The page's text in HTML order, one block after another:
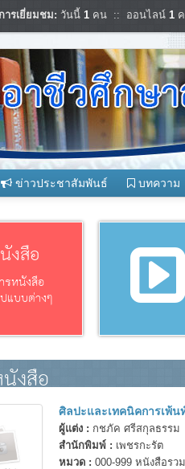
ารเยี่ยมชม: วันนี้ 1 คน :: ออนไลน์ 1
ข่าวประชาสัมพันธ์ บทความ
งสือ
รหนังสือ
แบบต่างๆ
งสือ
ศิลปะและเทคนิคการเพ้น
ผู้แต่ง : กชภัค ศรีสกุลธรรม
สำนักพิมพ์ : เพชรกะรัต
หมวด : 000-999 หนังสือรว